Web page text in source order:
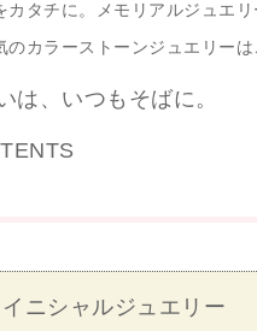
カタチに。メモリアルジュエリ
のカラーストーンジュエリーは
は、いつもそばに。
ニシャルジュエリー